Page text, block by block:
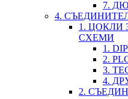
7.
4.
1. ЦОКЛИ
СХЕМИ
1.
2.
3.
4.
2.